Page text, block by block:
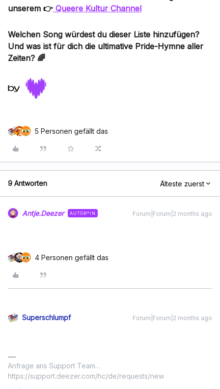
unserem 👉 Queere Kultur Channel
Welchen Song würdest du dieser Liste hinzufügen?
Und was ist für dich die ultimative Pride-Hymne aller
Zeiten? 🌈
5 Personen gefällt das
9 Antworten Älteste zuerst
Antje.Deezer AUTOR*IN Forum|Forum|2 months ago
4 Personen gefällt das
Superschlumpf Forum|Forum|2 months ago
Anfrage ans Support Team…
https://support.deezer.com/hc/de/requests/new